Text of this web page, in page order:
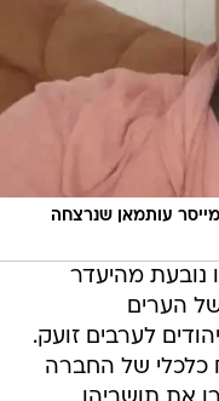
עותמאן שנרצחה
נובעת מהיעדר
הערים
לערבים זועק.
כלכלי של החברה